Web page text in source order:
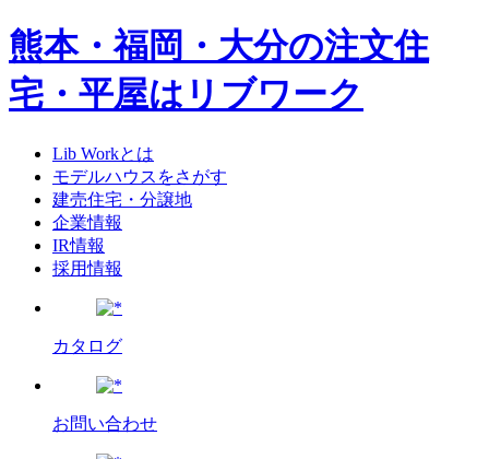
熊本・福岡・大分の注文住
宅・平屋はリブワーク
Lib Workとは
モデルハウスをさがす
建売住宅・分譲地
企業情報
IR情報
採用情報
カタログ
お問い合わせ